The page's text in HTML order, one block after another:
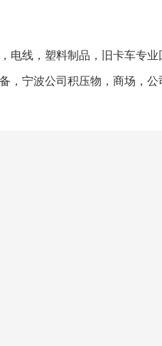
电线，塑料制品，旧卡车专
，宁波公司积压物，商场，